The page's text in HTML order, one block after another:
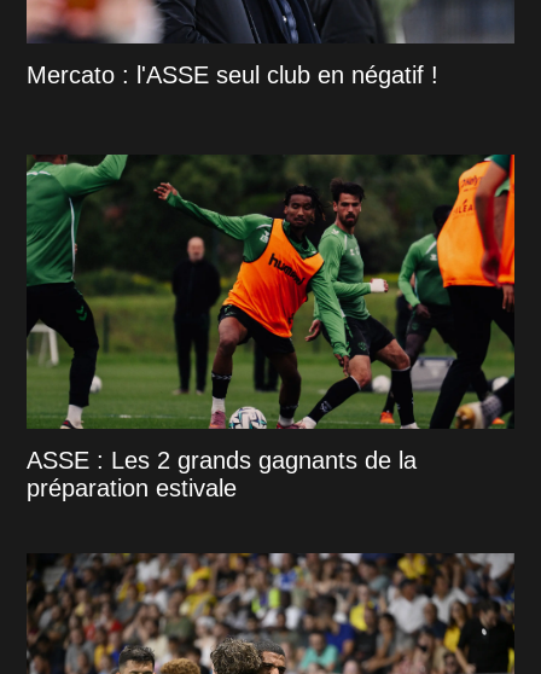
Mercato : l'ASSE seul club en négatif !
ASSE : Les 2 grands gagnants de la
préparation estivale